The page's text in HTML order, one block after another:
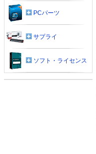
PCパーツ
サプライ
ソフト・ライセンス